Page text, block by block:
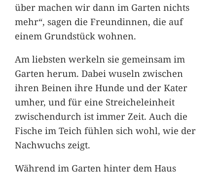
über machen wir dann im Garten nichts
mehr“, sagen die Freundinnen, die auf
einem Grundstück wohnen.
Am liebsten werkeln sie gemeinsam im
Garten herum. Dabei wuseln zwischen
ihren Beinen ihre Hunde und der Kater
umher, und für eine Streicheleinheit
zwischendurch ist immer Zeit. Auch die
Fische im Teich fühlen sich wohl, wie der
Nachwuchs zeigt.
Während im Garten hinter dem Haus